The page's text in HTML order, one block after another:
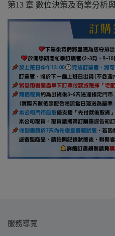
第13 章 數位決策及商業分析
服務導覽